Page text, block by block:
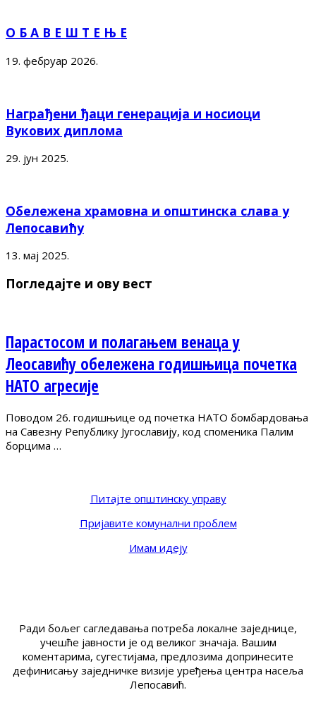
О Б А В Е Ш Т Е Њ Е
19. фебруар 2026.
Награђени ђаци генерација и носиоци
Вукових диплома
29. јун 2025.
Обележена храмовна и општинска слава у
Лепосавићу
13. мај 2025.
Погледајте и ову вест
Парастосом и полагањем венаца у
Леосавићу обележена годишњица почетка
НАТО агресије
Поводом 26. годишњице од почетка НАТО бомбардовања
на Савезну Републику Југославију, код споменика Палим
борцима …
Питајте општинску управу
Пријавите комунални проблем
Имам идеју
Ради бољег сагледавања потреба локалне заједнице,
учешће јавности је од великог значаја. Вашим
коментарима, сугестијама, предлозима допринесите
дефинисању заједничке визије уређења центра насеља
Лепосавић.